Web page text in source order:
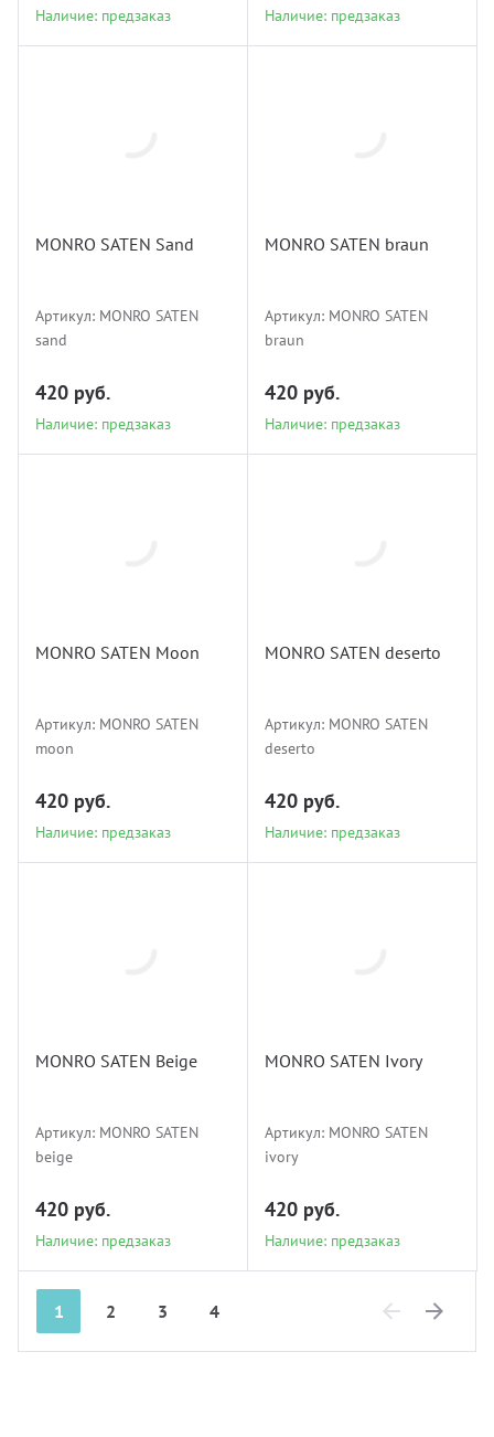
Наличие: предзаказ Наличие: предзаказ
MONRO SATEN Sand
Артикул: MONRO SATEN
sand
420 руб.
Наличие: предзаказ
MONRO SATEN braun
Артикул: MONRO SATEN
braun
420 руб.
Наличие: предзаказ
MONRO SATEN Moon
Артикул: MONRO SATEN
moon
420 руб.
Наличие: предзаказ
MONRO SATEN deserto
Артикул: MONRO SATEN
deserto
420 руб.
Наличие: предзаказ
MONRO SATEN Beige
Артикул: MONRO SATEN
beige
420 руб.
Наличие: предзаказ
MONRO SATEN Ivory
Артикул: MONRO SATEN
ivory
420 руб.
Наличие: предзаказ
1 2 3
4